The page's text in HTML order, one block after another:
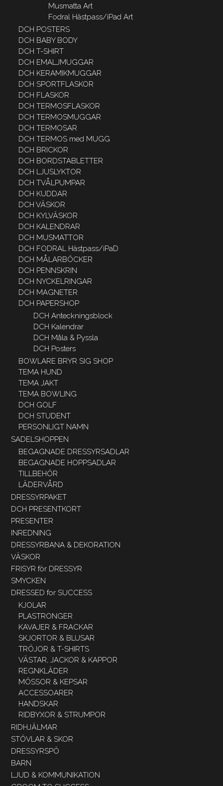
Musmatta Art
Fodral Hästpass/iPad Art
DCH POSTERS
DCH BABY BODY
DCH T-SHIRT
DCH EMALJMUGGAR
DCH KERAMIKMUGGAR
DCH SPORTFLASKOR
DCH FLASKOR
DCH TERMOSFLASKOR
DCH TERMOSMUGGAR
DCH TERMOSAR
DCH TERMOS med MUGG
DCH BRICKOR
DCH BORDSTABLETTER
DCH LJUSLYKTOR
DCH TVÅLPUMPAR
DCH KUDDAR
DCH VÄSKOR
DCH KYLVÄSKOR
DCH KALENDRAR
DCH MUSMATTOR
DCH FODRAL Hästpass/iPaD
DCH MÅLARBÖCKER
DCH PENNSKRIN
DCH NYCKELRINGAR
DCH MAGNETER
DCH PAPERSHOP
DCH Anteckningsblock
DCH Kalendrar
DCH Måla & Pyssla
DCH Posters
BOWLARE BRYR SIG SHOP
TEMA HUND
TEMA JAKT
TEMA BOWLING
DCH GOLF
DCH STUDENT
PERSONLIGT NAMN
SADELSHOPPEN
BEGAGNADE DRESSYRSADLAR
BEGAGNADE HOPPSADLAR
TILLBEHÖR
LÄDERVÅRD
DRESSYRPAKET
DCH PRESENTKORT
PRESENTER
INREDNING
DRESSYRBANA & DEKORATION
VÄSKOR
FRISYR för DRESSYR
SMYCKEN
DRESSED for SUCCESS
KJOLAR
PLASTRONGER
KAVAJER & FRACKAR
SKJORTOR & BLUSAR
TRÖJOR & T-SHIRTS
VÄSTAR, JACKOR & KAPPOR
REGNKLÄDER
MÖSSOR & KEPSAR
ACCESSOARER
HANDSKAR
RIDBYXOR & STRUMPOR
RIDHJÄLMAR
STÖVLAR & SKOR
DRESSYRSPÖ
BARN
LJUD & KOMMUNIKATION